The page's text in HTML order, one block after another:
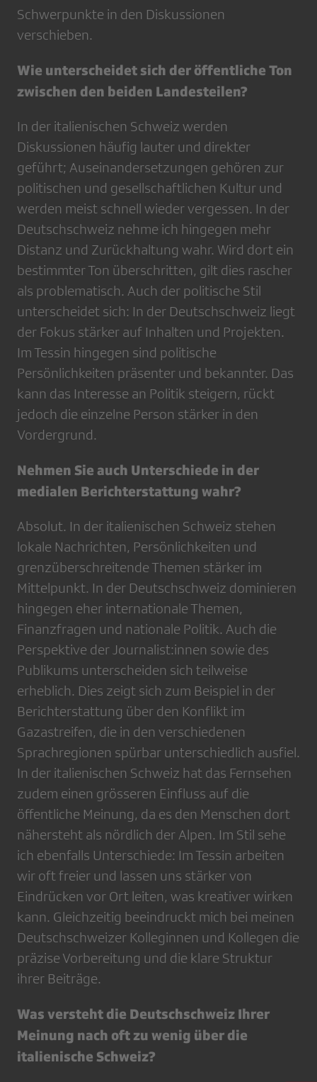
Schwerpunkte in den Diskussionen
verschieben.
Wie unterscheidet sich der öffentliche Ton
zwischen den beiden Landesteilen?
In der italienischen Schweiz werden
Diskussionen häufig lauter und direkter
geführt; Auseinandersetzungen gehören zur
politischen und gesellschaftlichen Kultur und
werden meist schnell wieder vergessen. In der
Deutschschweiz nehme ich hingegen mehr
Distanz und Zurückhaltung wahr. Wird dort ein
bestimmter Ton überschritten, gilt dies rascher
als problematisch. Auch der politische Stil
unterscheidet sich: In der Deutschschweiz liegt
der Fokus stärker auf Inhalten und Projekten.
Im Tessin hingegen sind politische
Persönlichkeiten präsenter und bekannter. Das
kann das Interesse an Politik steigern, rückt
jedoch die einzelne Person stärker in den
Vordergrund.
Nehmen Sie auch Unterschiede in der
medialen Berichterstattung wahr?
Absolut. In der italienischen Schweiz stehen
lokale Nachrichten, Persönlichkeiten und
grenzüberschreitende Themen stärker im
Mittelpunkt. In der Deutschschweiz dominieren
hingegen eher internationale Themen,
Finanzfragen und nationale Politik. Auch die
Perspektive der Journalist:innen sowie des
Publikums unterscheiden sich teilweise
erheblich. Dies zeigt sich zum Beispiel in der
Berichterstattung über den Konflikt im
Gazastreifen, die in den verschiedenen
Sprachregionen spürbar unterschiedlich ausfiel.
In der italienischen Schweiz hat das Fernsehen
zudem einen grösseren Einfluss auf die
öffentliche Meinung, da es den Menschen dort
nähersteht als nördlich der Alpen. Im Stil sehe
ich ebenfalls Unterschiede: Im Tessin arbeiten
wir oft freier und lassen uns stärker von
Eindrücken vor Ort leiten, was kreativer wirken
kann. Gleichzeitig beeindruckt mich bei meinen
Deutschschweizer Kolleginnen und Kollegen die
präzise Vorbereitung und die klare Struktur
ihrer Beiträge.
Was versteht die Deutschschweiz Ihrer
Meinung nach oft zu wenig über die
italienische Schweiz?